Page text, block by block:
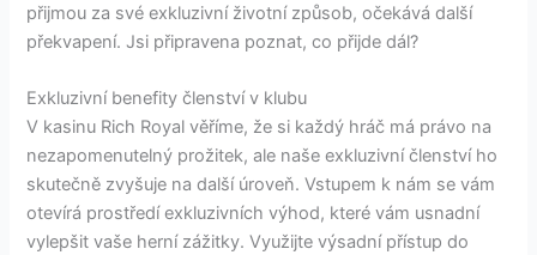
přijmou za své exkluzivní životní způsob, očekává další
překvapení. Jsi připravena poznat, co přijde dál?
Exkluzivní benefity členství v klubu
V kasinu Rich Royal věříme, že si každý hráč má právo na
nezapomenutelný prožitek, ale naše exkluzivní členství ho
skutečně zvyšuje na další úroveň. Vstupem k nám se vám
otevírá prostředí exkluzivních výhod, které vám usnadní
vylepšit vaše herní zážitky. Využijte výsadní přístup do